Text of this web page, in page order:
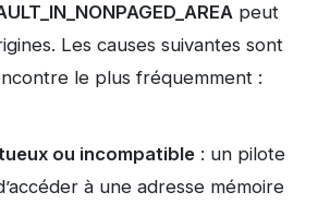
peut
Les causes suivantes sont
le plus fréquemment :
ou incompatible : un pilote
à une adresse mémoire